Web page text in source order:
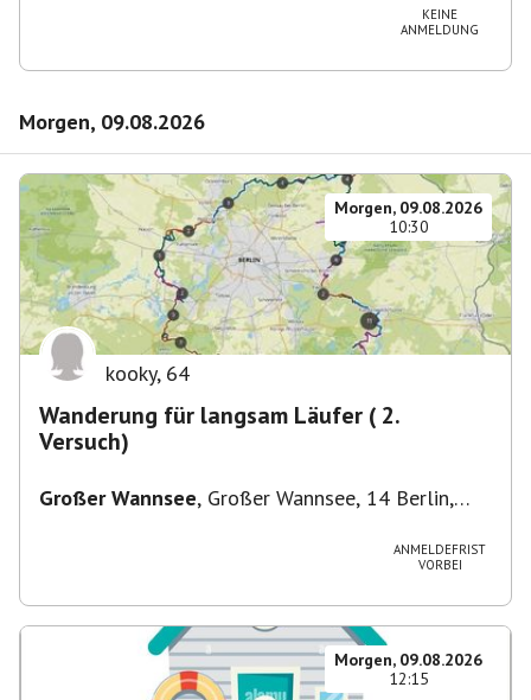
KEINE
ANMELDUNG
Morgen, 09.08.2026
Morgen, 09.08.2026
10:30
kooky, 64
Wanderung für langsam Läufer ( 2.
Versuch)
Großer Wannsee, Großer Wannsee, 14 Berlin,
ANMELDEFRIST
VORBEI
Morgen, 09.08.2026
12:15